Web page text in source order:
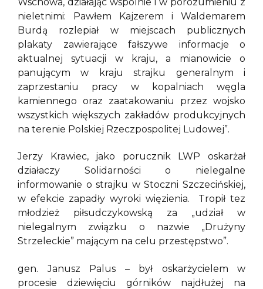
nieletnimi: Pawłem Kajzerem i Waldemarem
Burdą rozlepiał w miejscach publicznych
plakaty zawierające fałszywe informacje o
aktualnej sytuacji w kraju, a mianowicie o
panującym w kraju strajku generalnym i
zaprzestaniu pracy w kopalniach węgla
kamiennego oraz zaatakowaniu przez wojsko
wszystkich większych zakładów produkcyjnych
na terenie Polskiej Rzeczpospolitej Ludowej”.
Jerzy Krawiec, jako porucznik LWP oskarżał
działaczy Solidarności o nielegalne
informowanie o strajku w Stoczni Szczecińskiej,
w efekcie zapadły wyroki więzienia. Tropił tez
młodzież piłsudczykowską za „udział w
nielegalnym związku o nazwie „Drużyny
Strzeleckie” mającym na celu przestępstwo”.
gen. Janusz Palus – był oskarżycielem w
procesie dziewięciu górników najdłużej na